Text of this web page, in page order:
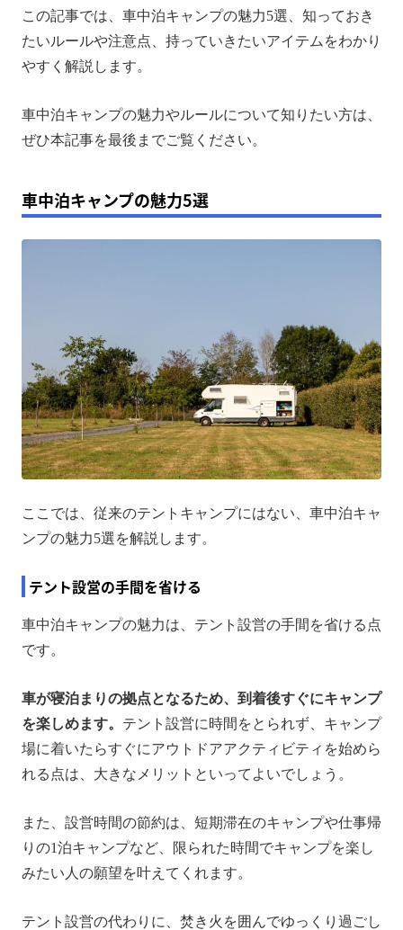
この記事では、車中泊キャンプの魅力5選、知っておき
たいルールや注意点、持っていきたいアイテムをわかり
やすく解説します。
車中泊キャンプの魅力やルールについて知りたい方は、
ぜひ本記事を最後までご覧ください。
車中泊キャンプの魅力5選
ここでは、従来のテントキャンプにはない、車中泊キャ
ンプの魅力5選を解説します。
テント設営の手間を省ける
車中泊キャンプの魅力は、テント設営の手間を省ける点
です。
車が寝泊まりの拠点となるため、到着後すぐにキャンプ
を楽しめます。 テント設営に時間をとられず、キャンプ
場に着いたらすぐにアウトドアアクティビティを始めら
れる点は、大きなメリットといってよいでしょう。
また、設営時間の節約は、短期滞在のキャンプや仕事帰
りの1泊キャンプなど、限られた時間でキャンプを楽し
みたい人の願望を叶えてくれます。
テント設営の代わりに、焚き火を囲んでゆっくり過ごし